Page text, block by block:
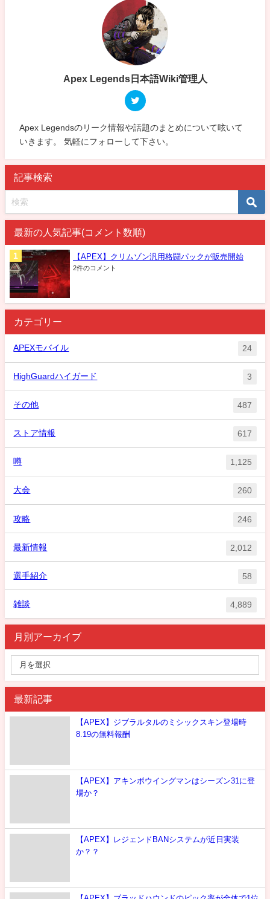
Apex Legends日本語Wiki管理人
Apex Legendsのリーク情報や話題のまとめについて呟いて
いきます。 気軽にフォローして下さい。
記事検索
最新の人気記事(コメント数順)
【APEX】クリムゾン汎用格闘パックが販売開始
2件のコメント
カテゴリー
APEXモバイル 24
HighGuardハイガード 3
その他 487
ストア情報 617
噂 1,125
大会 260
攻略 246
最新情報 2,012
選手紹介 58
雑談 4,889
月別アーカイブ
最新記事
【APEX】ジブラルタルのミシックスキン登場時
8.19の無料報酬
【APEX】アキンボウイングマンはシーズン31に登
場か？
【APEX】レジェンドBANシステムが近日実装
か？？